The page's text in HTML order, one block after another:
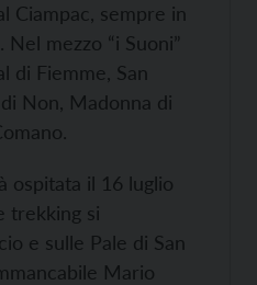
Ciampac, sempre in
Nel mezzo “i Suoni”
di Fiemme, San
Non, Madonna di
ospitata il 16 luglio
trekking si
e sulle Pale di San
Mario